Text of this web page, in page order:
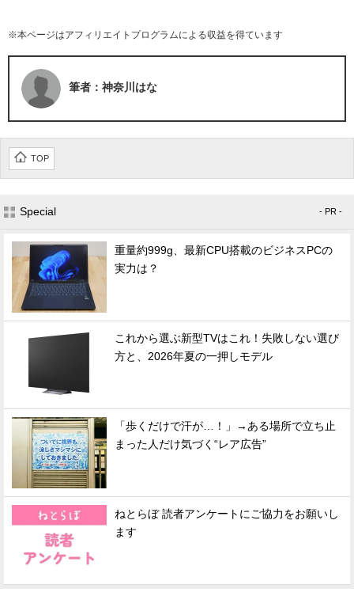
※本ページはアフィリエイトプログラムによる収益を得ています
筆者：神奈川はな
TOP
Special - PR -
重量約999g、最新CPU搭載のビジネスPCの
実力は？
これから選ぶ新型TVはこれ！失敗しない選び
方と、2026年夏の一押しモデル
「歩くだけで汗が…！」→ある場所で立ち止
まった人だけ気づく“レア広告”
ねとらぼ 読者アンケートにご協力をお願いし
ます